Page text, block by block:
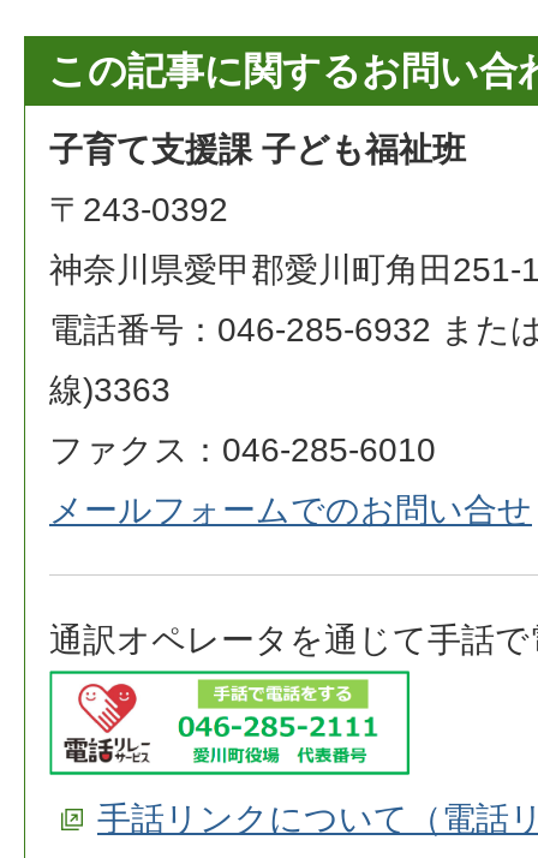
この記事に関するお問い合
子育て支援課 子ども福祉班
〒243-0392
神奈川県愛甲郡愛川町角田251-
電話番号：046-285-6932 また
線)3363
ファクス：046-285-6010
メールフォームでのお問い合せ
通訳オペレータを通じて手話
手話リンクについて（電話